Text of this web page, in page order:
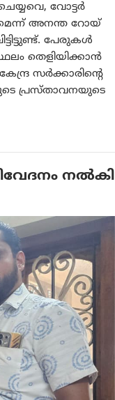
വോട്ടർ
അനന്ത റോയ്
പേരുകൾ
തെളിയിക്കാൻ
സർക്കാരിന്റെ
പ്രസ്താവനയുടെ
നല്‍കി